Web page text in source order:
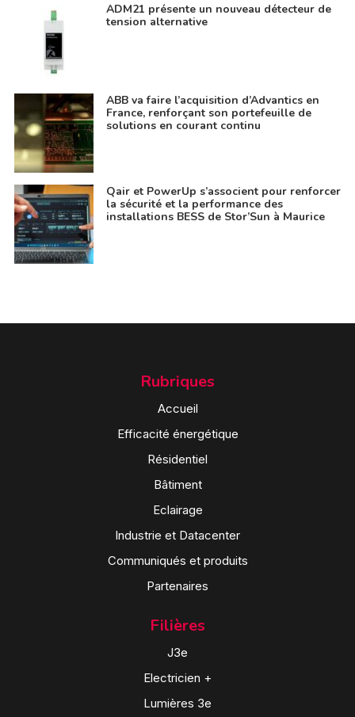
ADM21 présente un nouveau détecteur de
tension alternative
ABB va faire l’acquisition d’Advantics en
France, renforçant son portefeuille de
solutions en courant continu
Qair et PowerUp s’associent pour renforcer
la sécurité et la performance des
installations BESS de Stor’Sun à Maurice
Rubriques
Accueil
Efficacité énergétique
Résidentiel
Bâtiment
Eclairage
Industrie et Datacenter
Communiqués et produits
Partenaires
Filières
J3e
Electricien +
Lumières 3e